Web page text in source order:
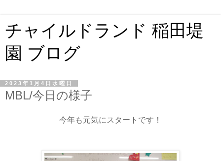
チャイルドランド 稲田堤
園 ブログ
2023年1月4日水曜日
MBL/今日の様子
今年も元気にスタートです！